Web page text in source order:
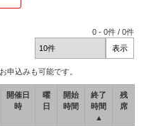
0 -0件 /0件
申込みも可能です。
開催日
時
曜
日
開始
時間
終了
時間
▲
残
席